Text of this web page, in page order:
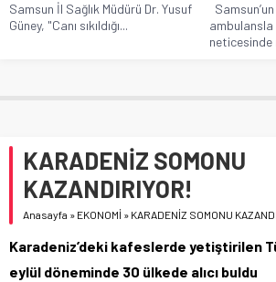
Samsun İl Sağlık Müdürü Dr. Yusuf
Güney, "Canı sıkıldığı...
ambulansla
neticesinde
KARADENİZ SOMONU
KAZANDIRIYOR!
Anasayfa » EKONOMİ » KARADENİZ SOMONU
Karadeniz’deki kafeslerde yetiştirilen
eylül döneminde 30 ülkede alıcı buldu